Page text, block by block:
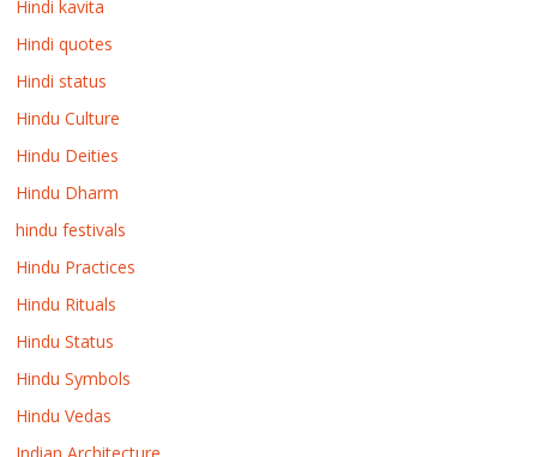
Hindi kavita
Hindi quotes
Hindi status
Hindu Culture
Hindu Deities
Hindu Dharm
hindu festivals
Hindu Practices
Hindu Rituals
Hindu Status
Hindu Symbols
Hindu Vedas